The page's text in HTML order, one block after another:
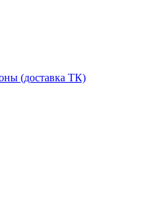
(доставка ТК)